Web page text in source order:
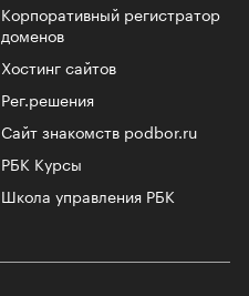
Корпоративный регистратор
доменов
Хостинг сайтов
Рег.решения
Сайт знакомств podbor.ru
РБК Курсы
Школа управления РБК